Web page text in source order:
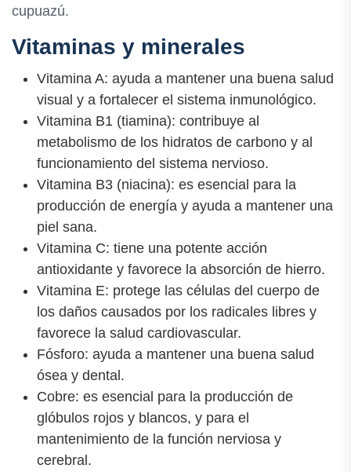
cupuazú.
Vitaminas y minerales
Vitamina A: ayuda a mantener una buena salud
visual y a fortalecer el sistema inmunológico.
Vitamina B1 (tiamina): contribuye al
metabolismo de los hidratos de carbono y al
funcionamiento del sistema nervioso.
Vitamina B3 (niacina): es esencial para la
producción de energía y ayuda a mantener una
piel sana.
Vitamina C: tiene una potente acción
antioxidante y favorece la absorción de hierro.
Vitamina E: protege las células del cuerpo de
los daños causados por los radicales libres y
favorece la salud cardiovascular.
Fósforo: ayuda a mantener una buena salud
ósea y dental.
Cobre: es esencial para la producción de
glóbulos rojos y blancos, y para el
mantenimiento de la función nerviosa y
cerebral.